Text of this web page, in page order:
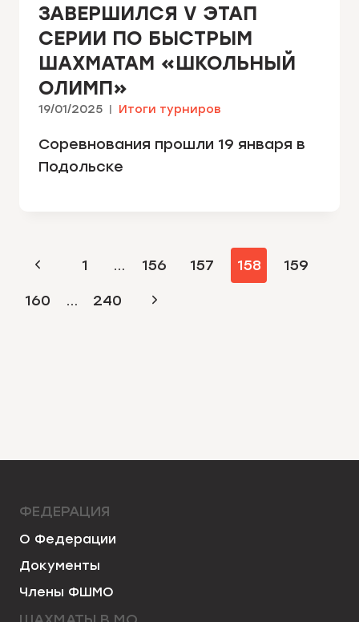
ЗАВЕРШИЛСЯ V ЭТАП
СЕРИИ ПО БЫСТРЫМ
ШАХМАТАМ «ШКОЛЬНЫЙ
ОЛИМП»
19/01/2025 Итоги турниров
Соревнования прошли 19 января в
Подольске
НАВИГАЦИЯ
ПО
Предыдущая
страница
1 … 156 157 158
159
160
… 240
Следующая
ФЕДЕРАЦИЯ
О Федерации
Документы
Члены ФШМО